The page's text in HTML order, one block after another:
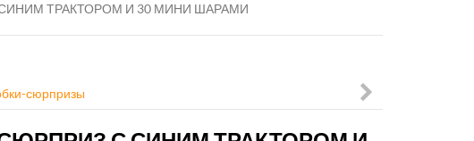
ТРАКТОРОМ И 30 МИНИ ШАРАМИ
сюрпризы